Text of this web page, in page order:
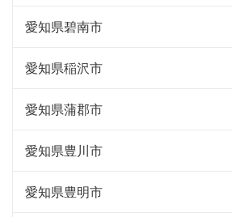
愛知県碧南市
愛知県稲沢市
愛知県蒲郡市
愛知県豊川市
愛知県豊明市